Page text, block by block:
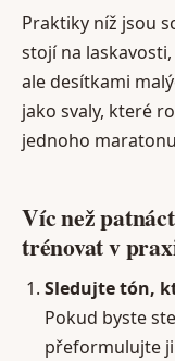
Praktiky níž jsou
stojí na
ale desítkami
jako svaly, které
jednoho
Víc než
trénovat v
Sledujte tón,
Pokud byste
přeformulujte